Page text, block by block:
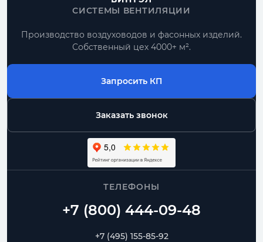
СИСТЕМЫ ВЕНТИЛЯЦИИ
Производство воздуховодов и фасонных изделий.
Собственный цех 4000+ м².
Запросить КП
Заказать звонок
ТЕЛЕФОНЫ
+7 (495) 155-85-92